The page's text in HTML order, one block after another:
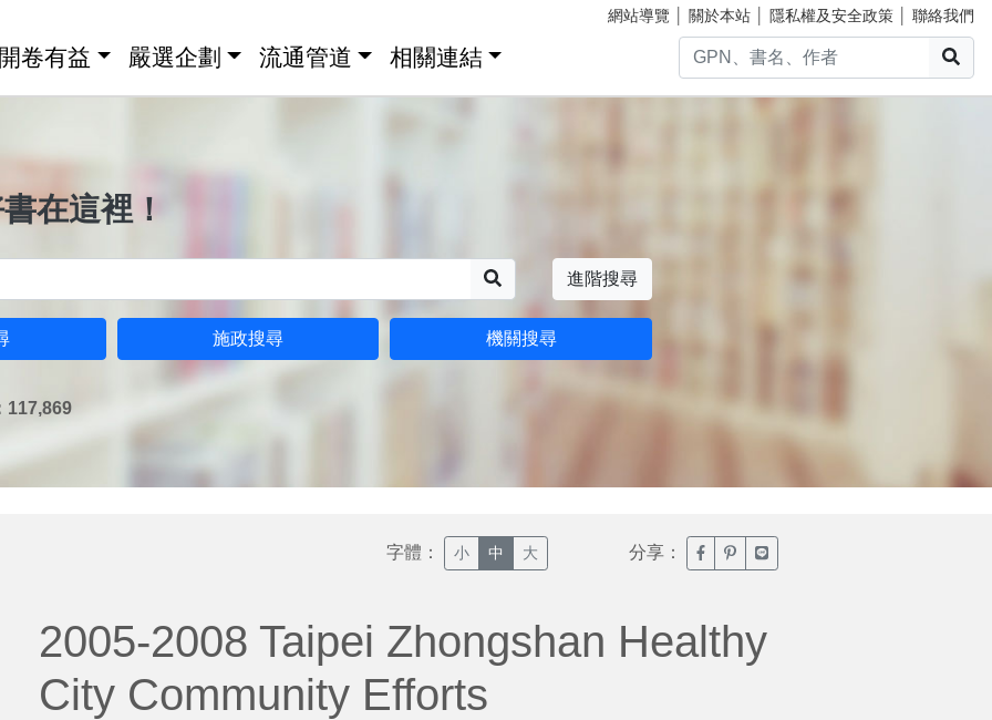
網站導覽 關於本站 隱私權及安全政策 聯絡我們
卷有益 嚴選企劃 流通管道 相關連結
在這裡！
進階搜尋
施政搜尋 機關搜尋
117,869
字體： 小 中 大 分享： 臉書分享(另開新視窗)
噗浪分享(另開新視窗)
Line分享(另開新視窗)
2005-2008 Taipei Zhongshan Healthy
City Community Efforts